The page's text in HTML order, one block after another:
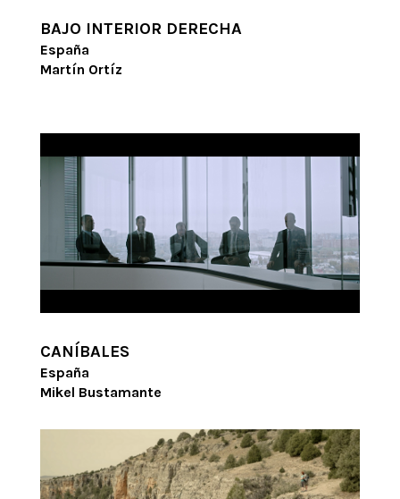
BAJO INTERIOR DERECHA
España
Martín Ortíz
CANÍBALES
España
Mikel Bustamante